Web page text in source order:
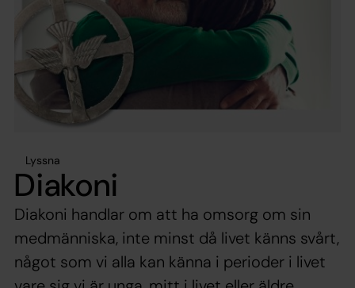
Lyssna
Diakoni
Diakoni handlar om att ha omsorg om sin
medmänniska, inte minst då livet känns svårt,
något som vi alla kan känna i perioder i livet